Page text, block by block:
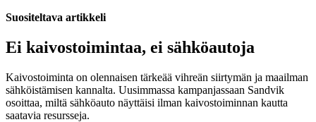
Suositeltava artikkeli
Ei kaivostoimintaa, ei sähköautoja
Kaivostoiminta on olennaisen tärkeää vihreän siirtymän ja maailman
sähköistämisen kannalta. Uusimmassa kampanjassaan Sandvik
osoittaa, miltä sähköauto näyttäisi ilman kaivostoiminnan kautta
saatavia resursseja.